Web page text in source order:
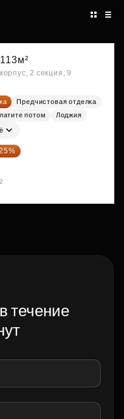
113м²
2 секция, 9
Предчистовая отделка
потом
Лоджия
течение